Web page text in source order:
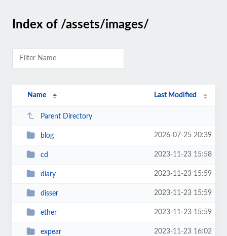
Index of /assets/images/
Name Last Modified
Parent Directory
blog 2026-07-25 20:39
cd 2023-11-23 15:58
diary 2023-11-23 15:59
disser 2023-11-23 15:59
ether 2023-11-23 15:59
expear 2023-11-23 16:02